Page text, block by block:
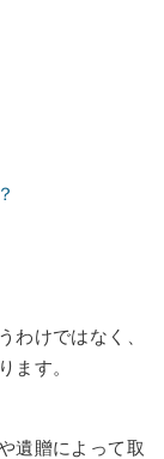
わけではなく、
ます。
遺贈によって取